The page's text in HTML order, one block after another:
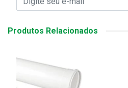
Produtos Relacionados